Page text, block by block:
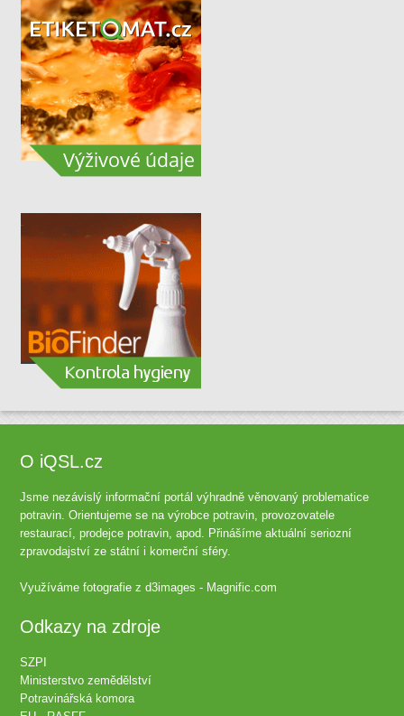
O iQSL.cz
Jsme nezávislý informační portál výhradně věnovaný problematice
potravin. Orientujeme se na výrobce potravin, provozovatele
restaurací, prodejce potravin, apod. Přinášíme aktuální seriozní
zpravodajství ze státní i komerční sféry.
Využíváme fotografie zd3images - Magnific.com
Odkazy na zdroje
SZPI
Ministerstvo zemědělství
Potravinářská komora